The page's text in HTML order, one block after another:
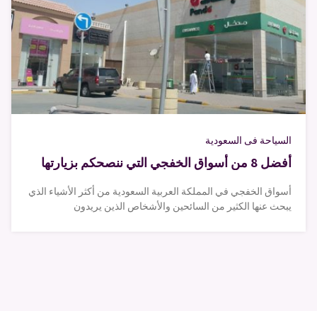
السياحة فى السعودية
أفضل 8 من أسواق الخفجي التي ننصحكم بزيارتها
أسواق الخفجي في المملكة العربية السعودية من أكثر الأشياء الذي
يبحث عنها الكثير من السائحين والأشخاص الذين يريدون